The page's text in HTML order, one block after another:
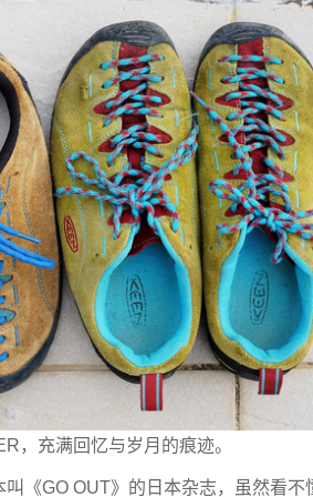
，充满回忆与岁月的痕迹。
《GO OUT》的日本杂志，虽然看不